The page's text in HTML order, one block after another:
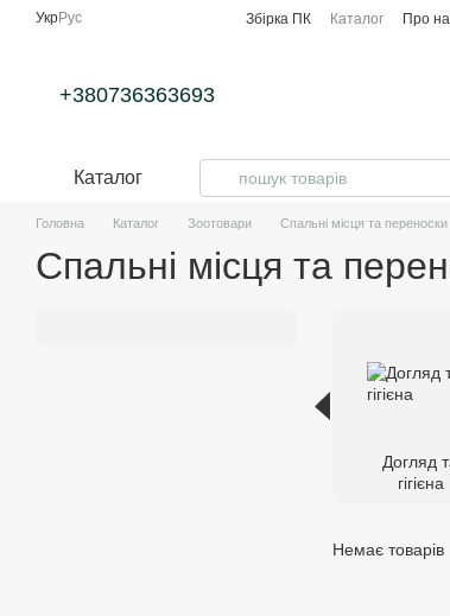
Перейти до основного контенту
УкрРус Збірка ПК Каталог Про
+380736363693
Каталог
Головна Каталог Зоотовари Спальні місця та переноски
Спальні місця та
Догляд
гігієна
Немає товарів